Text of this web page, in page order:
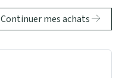
Continuer mes achats